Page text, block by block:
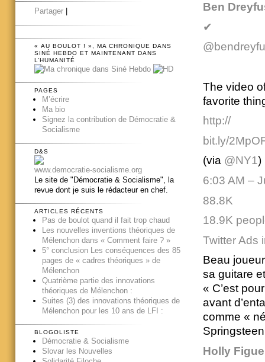
Ben
✔
The video
favorite
http://
bit.ly/
(via ‪@NY1)
6:03 AM –
88.8K
18.9K
Twitter Ads
Beau
sa guitare
« C’est
avant
comme «
Holly
Partager
« AU BOULOT ! », MA CHRONIQUE DANS
SINÉ HEBDO ET MAINTENANT DANS
L’HUMANITÉ
PAGES
M’écrire
Ma bio
Signez la contribution de Démocratie &
Socialisme
D&S
www.democratie-socialisme.org
Le site de "Démocratie & Socialisme", la
revue dont je suis le rédacteur en chef.
ARTICLES RÉCENTS
Pas de boulot quand il fait trop chaud
Les nouvelles inventions théoriques de
Mélenchon dans « Comment faire ? »
5° conclusion Les conséquences des 85
pages de « cadres théoriques » de
Mélenchon
Quatrième partie des innovations
théoriques de Mélenchon :
Suites (3) des innovations théoriques de
Mélenchon pour les 10 ans de LFI :
BLOGOLISTE
Démocratie & Socialisme
Slovar les Nouvelles